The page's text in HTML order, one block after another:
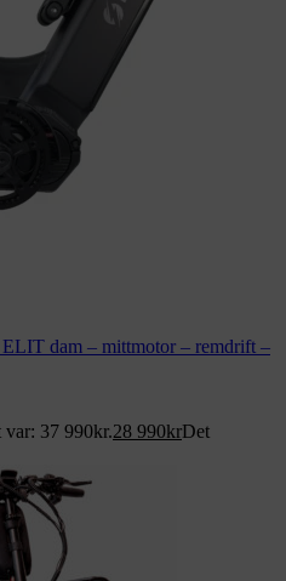
dam – mittmotor – remdrift –
var: 37 990kr.28 990krDet